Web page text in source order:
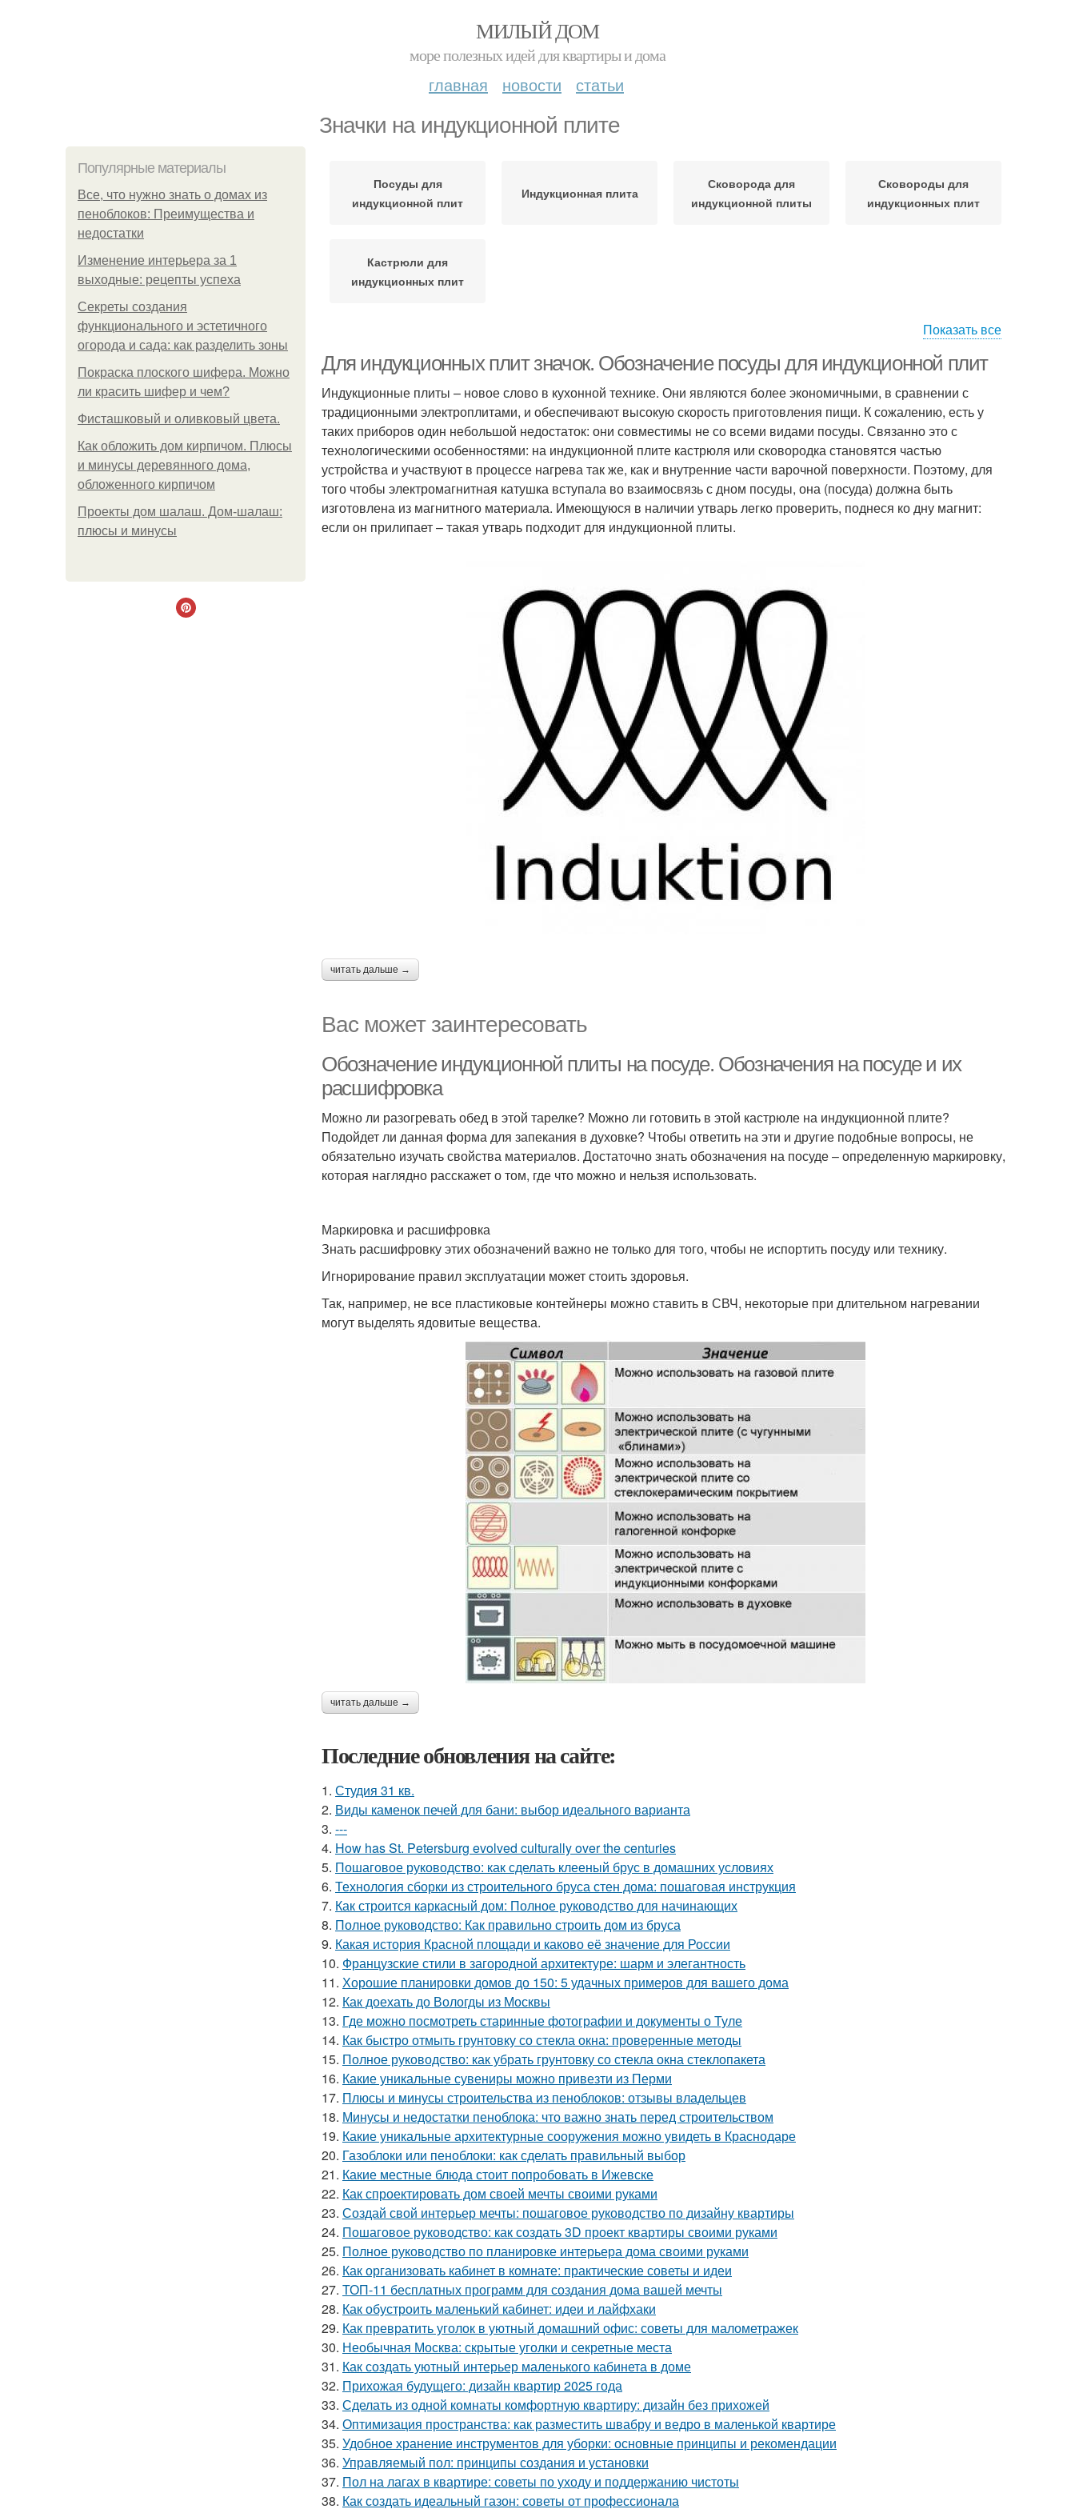
МИЛЫЙ ДОМ
море полезных идей для квартиры и дома
главная новости статьи
Значки на индукционной плите
Популярные материалы
Все, что нужно знать о домах из
пеноблоков: Преимущества и
недостатки
Изменение интерьера за 1
выходные: рецепты успеха
Секреты создания
функционального и эстетичного
огорода и сада: как разделить зоны
Покраска плоского шифера. Можно
ли красить шифер и чем?
Фисташковый и оливковый цвета.
Как обложить дом кирпичом. Плюсы
и минусы деревянного дома,
обложенного кирпичом
Проекты дом шалаш. Дом-шалаш:
плюсы и минусы
Посуды для
индукционной плит
Индукционная плита
Сковорода для
индукционной плиты
Сковороды для
индукционных плит
Кастрюли для
индукционных плит
Показать все
Для индукционных плит значок. Обозначение посуды для индукционной плит
Индукционные плиты – новое слово в кухонной технике. Они являются более экономичными, в сравнении с
традиционными электроплитами, и обеспечивают высокую скорость приготовления пищи. К сожалению, есть у
таких приборов один небольшой недостаток: они совместимы не со всеми видами посуды. Связанно это с
технологическими особенностями: на индукционной плите кастрюля или сковородка становятся частью
устройства и участвуют в процессе нагрева так же, как и внутренние части варочной поверхности. Поэтому, для
того чтобы электромагнитная катушка вступала во взаимосвязь с дном посуды, она (посуда) должна быть
изготовлена из магнитного материала. Имеющуюся в наличии утварь легко проверить, поднеся ко дну магнит:
если он прилипает – такая утварь подходит для индукционной плиты.
читать дальше →
Вас может заинтересовать
Обозначение индукционной плиты на посуде. Обозначения на посуде и их
расшифровка
Можно ли разогревать обед в этой тарелке? Можно ли готовить в этой кастрюле на индукционной плите?
Подойдет ли данная форма для запекания в духовке? Чтобы ответить на эти и другие подобные вопросы, не
обязательно изучать свойства материалов. Достаточно знать обозначения на посуде – определенную маркировку,
которая наглядно расскажет о том, где что можно и нельзя использовать.
Маркировка и расшифровка
Знать расшифровку этих обозначений важно не только для того, чтобы не испортить посуду или технику.
Игнорирование правил эксплуатации может стоить здоровья.
Так, например, не все пластиковые контейнеры можно ставить в СВЧ, некоторые при длительном нагревании
могут выделять ядовитые вещества.
читать дальше →
Последние обновления на сайте:
1. Студия 31 кв.
2. Виды каменок печей для бани: выбор идеального варианта
3. ---
4. How has St. Petersburg evolved culturally over the centuries
5. Пошаговое руководство: как сделать клееный брус в домашних условиях
6. Технология сборки из строительного бруса стен дома: пошаговая инструкция
7. Как строится каркасный дом: Полное руководство для начинающих
8. Полное руководство: Как правильно строить дом из бруса
9. Какая история Красной площади и каково её значение для России
10. Французские стили в загородной архитектуре: шарм и элегантность
11. Хорошие планировки домов до 150: 5 удачных примеров для вашего дома
12. Как доехать до Вологды из Москвы
13. Где можно посмотреть старинные фотографии и документы о Туле
14. Как быстро отмыть грунтовку со стекла окна: проверенные методы
15. Полное руководство: как убрать грунтовку со стекла окна стеклопакета
16. Какие уникальные сувениры можно привезти из Перми
17. Плюсы и минусы строительства из пеноблоков: отзывы владельцев
18. Минусы и недостатки пеноблока: что важно знать перед строительством
19. Какие уникальные архитектурные сооружения можно увидеть в Краснодаре
20. Газоблоки или пеноблоки: как сделать правильный выбор
21. Какие местные блюда стоит попробовать в Ижевске
22. Как спроектировать дом своей мечты своими руками
23. Создай свой интерьер мечты: пошаговое руководство по дизайну квартиры
24. Пошаговое руководство: как создать 3D проект квартиры своими руками
25. Полное руководство по планировке интерьера дома своими руками
26. Как организовать кабинет в комнате: практические советы и идеи
27. ТОП-11 бесплатных программ для создания дома вашей мечты
28. Как обустроить маленький кабинет: идеи и лайфхаки
29. Как превратить уголок в уютный домашний офис: советы для малометражек
30. Необычная Москва: скрытые уголки и секретные места
31. Как создать уютный интерьер маленького кабинета в доме
32. Прихожая будущего: дизайн квартир 2025 года
33. Сделать из одной комнаты комфортную квартиру: дизайн без прихожей
34. Оптимизация пространства: как разместить швабру и ведро в маленькой квартире
35. Удобное хранение инструментов для уборки: основные принципы и рекомендации
36. Управляемый пол: принципы создания и установки
37. Пол на лагах в квартире: советы по уходу и поддержанию чистоты
38. Как создать идеальный газон: советы от профессионала